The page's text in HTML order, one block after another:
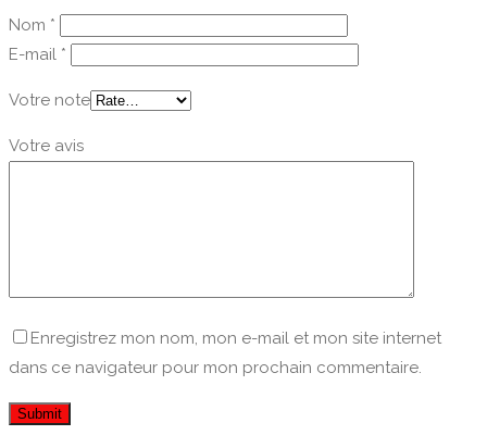
Nom *
E-mail *
Votre note
Votre avis
Enregistrez mon nom, mon e-mail et mon site internet
dans ce navigateur pour mon prochain commentaire.